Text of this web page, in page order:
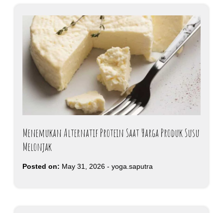
Menemukan Alternatif Protein Saat Harga Produk Susu
Melonjak
Posted on: May 31, 2026 - yoga.saputra